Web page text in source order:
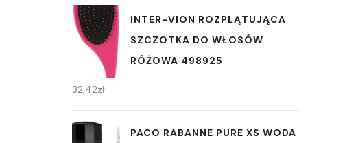
INTER-VION ROZPLĄTUJĄCA
SZCZOTKA DO WŁOSÓW
RÓŻOWA 498925
32,42zł
PACO RABANNE PURE XS WODA